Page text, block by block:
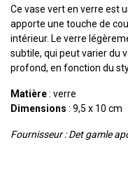
Ce vase vert en verre est
apporte une touche de
intérieur. Le verre
subtile, qui peut varier du
profond, en fonction du
Matière: verre
Dimensions : 9,5 x 10 cm
Fournisseur : Det gamle